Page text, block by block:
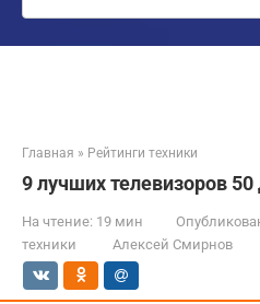
Главная » Рейтинги техники
9 лучших телевизоров
На чтение: 19 мин
техники
Алексей Смирнов